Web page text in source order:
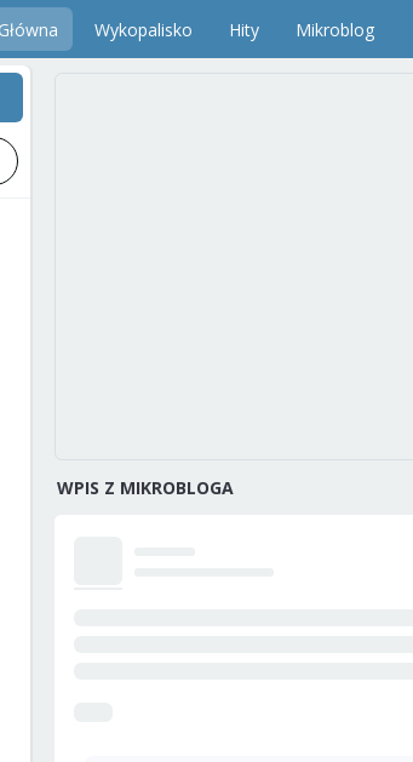
Główna Wykopalisko Hity Mikroblog
WPIS Z MIKROBLOGA